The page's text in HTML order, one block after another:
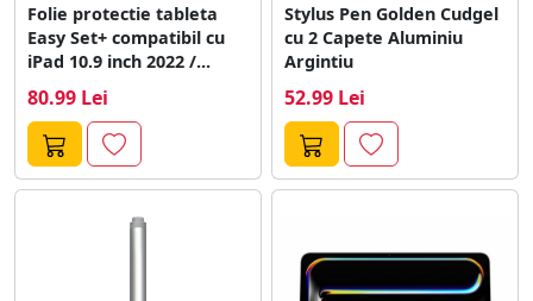
Folie protectie tableta
Easy Set+ compatibil cu
iPad 10.9 inch 2022 /...
80.99 Lei
Stylus Pen Golden Cudgel
cu 2 Capete Aluminiu
Argintiu
52.99 Lei